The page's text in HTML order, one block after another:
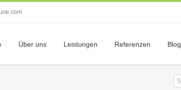
Über uns Leistungen Referenzen Blog